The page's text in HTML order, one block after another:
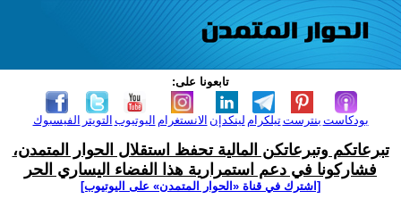
تابعونا على:
الفيسبوك التويتر اليوتيوب الانستغرام لينكدإن تيلكرامبنترست بودكاست
تبرعاتكم وتبرعاتكن المالية تحفظ استقلال الحوار المتمدن،
فشاركونا في دعم استمرارية هذا الفضاء اليساري الحر
[اشترك في قناة ‫«الحوار المتمدن» على اليوتيوب]